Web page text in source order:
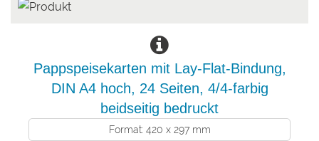
Pappspeisekarten mit Lay-Flat-Bindung,
DIN A4 hoch, 24 Seiten, 4/4-farbig
beidseitig bedruckt
Format: 420 x 297 mm